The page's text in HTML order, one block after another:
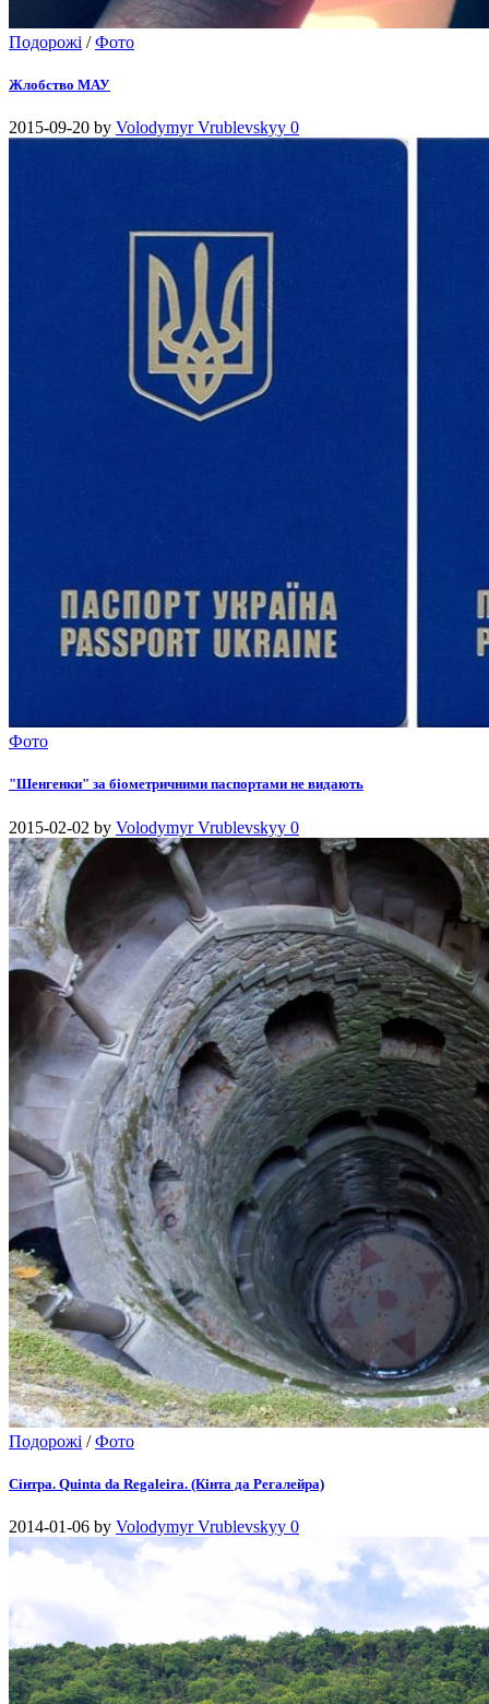
Подорожі /Фото
Жлобство МАУ
2015-09-20 by Volodymyr Vrublevskyy 0
Фото
"Шенгенки" за біометричними паспортами не видають
2015-02-02 by Volodymyr Vrublevskyy 0
Подорожі /Фото
Сінтра. Quinta da Regaleira. (Кінта да Регалейра)
2014-01-06 by Volodymyr Vrublevskyy 0